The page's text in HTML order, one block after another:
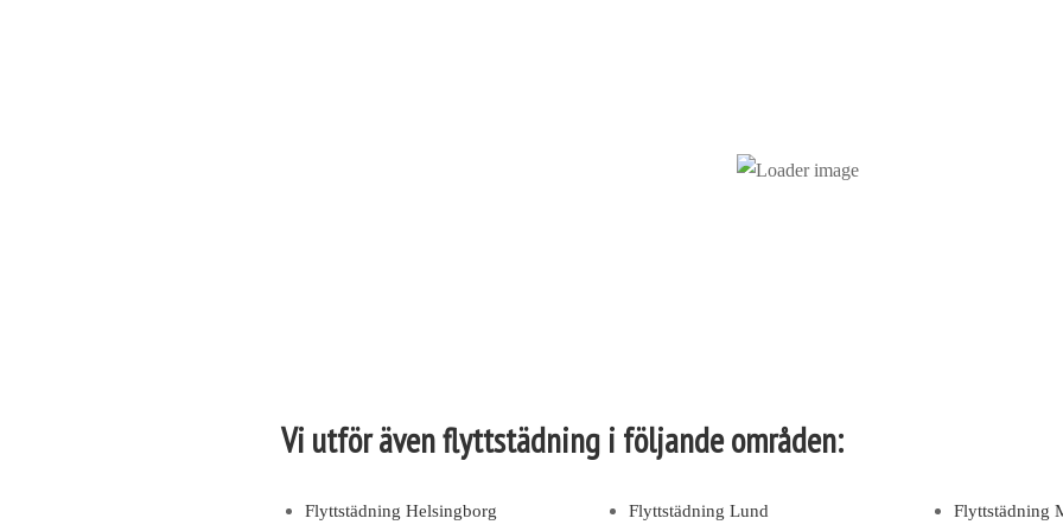
Vi utför även flyttstädning i följande områden:
Flyttstädning Helsingborg Flyttstädning Lund
Flyttstädning